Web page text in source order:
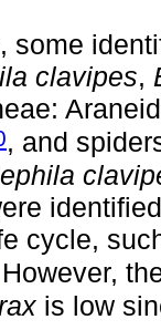
some
clavipes,
, and
cycle,
is low